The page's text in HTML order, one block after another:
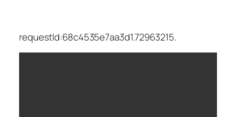
requestId:68c4535e7aa3d1.72963215.